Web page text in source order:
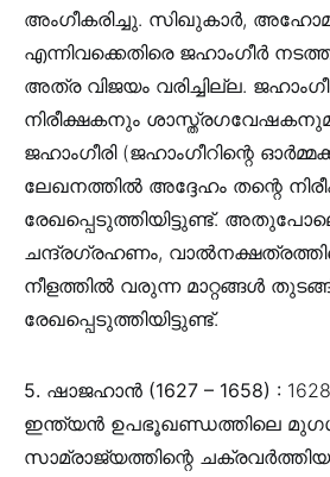
അംഗീകരിച്ചു. സിഖുകാർ,
എന്നിവക്കെതിരെ ജഹാംഗീർ
അത്ര വിജയം വരിച്ചില്ല.
നിരീക്ഷകനും
ജഹാംഗീരി (ജഹാംഗീറിന്റെ
ലേഖനത്തിൽ അദ്ദേഹം തന്റെ
രേഖപ്പെടുത്തിയിട്ടുണ്ട്.
ചന്ദ്രഗ്രഹണം,
നീളത്തിൽ വരുന്ന മാറ്റങ്ങൾ
രേഖപ്പെടുത്തിയിട്ടുണ്ട്.
5. ഷാജഹാൻ (1627 – 1658) :
ഇന്ത്യൻ ഉപഭൂഖണ്ഡത്തിലെ
സാമ്രാജ്യത്തിന്റെ